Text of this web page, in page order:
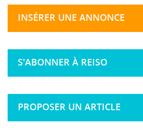
INSÉRER UNE ANNONCE
S'ABONNER À REISO
PROPOSER UN ARTICLE